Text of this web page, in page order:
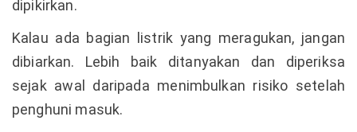
dipikirkan.
Kalau ada bagian listrik yang meragukan, jangan
dibiarkan. Lebih baik ditanyakan dan diperiksa
sejak awal daripada menimbulkan risiko setelah
penghuni masuk.